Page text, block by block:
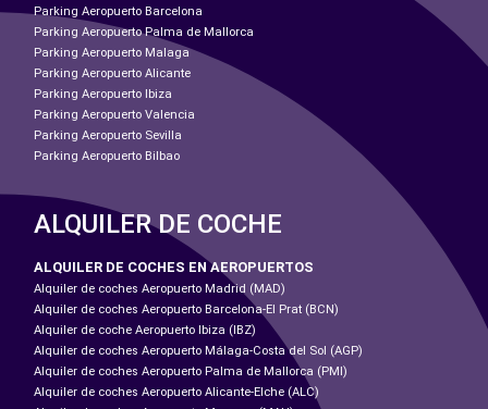
Parking Aeropuerto Barcelona
Parking Aeropuerto Palma de Mallorca
Parking Aeropuerto Malaga
Parking Aeropuerto Alicante
Parking Aeropuerto Ibiza
Parking Aeropuerto Valencia
Parking Aeropuerto Sevilla
Parking Aeropuerto Bilbao
ALQUILER DE COCHE
ALQUILER DE COCHES EN AEROPUERTOS
Alquiler de coches Aeropuerto Madrid (MAD)
Alquiler de coches Aeropuerto Barcelona-El Prat (BCN)
Alquiler de coche Aeropuerto Ibiza (IBZ)
Alquiler de coches Aeropuerto Málaga-Costa del Sol (AGP)
Alquiler de coches Aeropuerto Palma de Mallorca (PMI)
Alquiler de coches Aeropuerto Alicante-Elche (ALC)